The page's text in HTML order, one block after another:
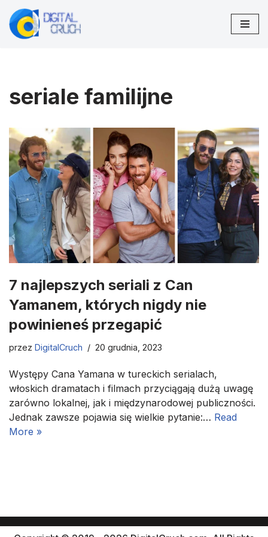
Przejdź
seriale familijne
7 najlepszych seriali z Can
Yamanem, których nigdy nie
powinieneś przegapić
przez DigitalCruch 20 grudnia, 2023
Występy Cana Yamana w tureckich serialach,
włoskich dramatach i filmach przyciągają dużą uwagę
zarówno lokalnej, jak i międzynarodowej publiczności.
Jednak zawsze pojawia się wielkie pytanie:… Read
More »